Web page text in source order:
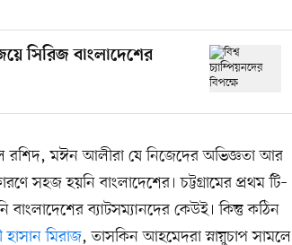
সিরিজ বাংলাদেশের
রশিদ, মঈন আলীরা যে নিজেদের অভিজ্ঞতা আর
সহজ হয়নি বাংলাদেশের। চট্টগ্রামের প্রথম টি–
বাংলাদেশের ব্যাটসম্যানদের কেউই। কিন্তু কঠিন
হাসান মিরাজ, তাসকিন আহমেদরা স্নায়ুচাপ সামলে